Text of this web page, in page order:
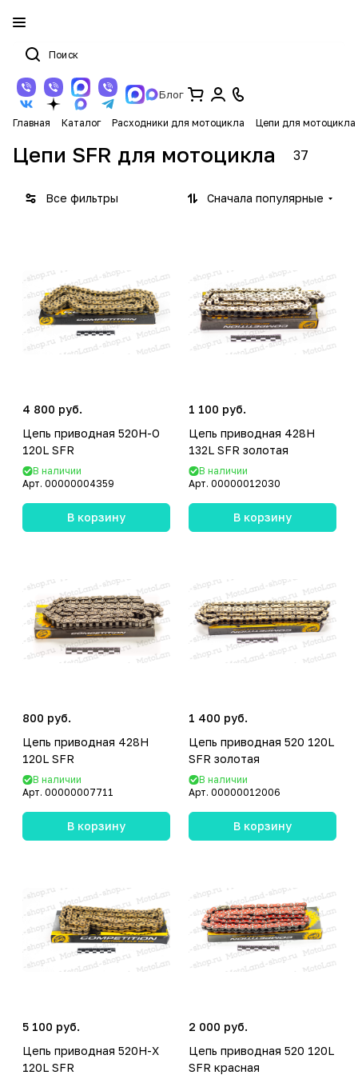
Блог
Главная Каталог Расходники для мотоцикла Цепи для мотоцикла
Цепи SFR для мотоцикла 37
Все фильтры Сначала популярные
4 800 руб.
Цепь приводная 520H-O
120L SFR
В наличии
Арт. 00000004359
В корзину
1 100 руб.
Цепь приводная 428H
132L SFR золотая
В наличии
Арт. 00000012030
В корзину
800 руб.
Цепь приводная 428H
120L SFR
В наличии
Арт. 00000007711
В корзину
1 400 руб.
Цепь приводная 520 120L
SFR золотая
В наличии
Арт. 00000012006
В корзину
5 100 руб.
Цепь приводная 520H-X
120L SFR
2 000 руб.
Цепь приводная 520 120L
SFR красная